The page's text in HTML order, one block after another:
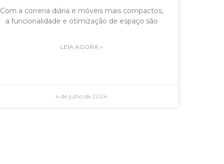
Com a correria diária e móveis mais compactos,
a funcionalidade e otimização de espaço são
LEIA AGORA »
4 de julho de 2024